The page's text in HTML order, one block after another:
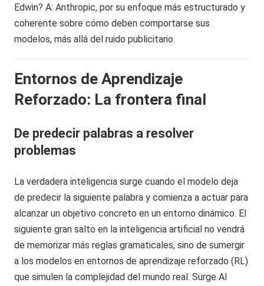
Edwin? A: Anthropic, por su enfoque más estructurado y
coherente sobre cómo deben comportarse sus
modelos, más allá del ruido publicitario.
Entornos de Aprendizaje
Reforzado: La frontera final
De predecir palabras a resolver
problemas
La verdadera inteligencia surge cuando el modelo deja
de predecir la siguiente palabra y comienza a actuar para
alcanzar un objetivo concreto en un entorno dinámico. El
siguiente gran salto en la inteligencia artificial no vendrá
de memorizar más reglas gramaticales, sino de sumergir
a los modelos en entornos de aprendizaje reforzado (RL)
que simulen la complejidad del mundo real. Surge AI